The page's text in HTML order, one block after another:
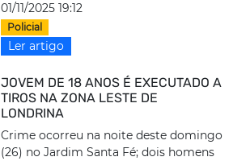
01/11/2025 19:12
Policial
Ler artigo
JOVEM DE 18 ANOS É EXECUTADO A
TIROS NA ZONA LESTE DE
LONDRINA
Crime ocorreu na noite deste domingo
(26) no Jardim Santa Fé; dois homens